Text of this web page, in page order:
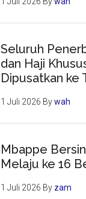
Seluruh
dan Haji
Dipusatkan ke
1 Juli 2026 Bywah
Mbappe
Melaju ke 16
1 Juli 2026 By zam